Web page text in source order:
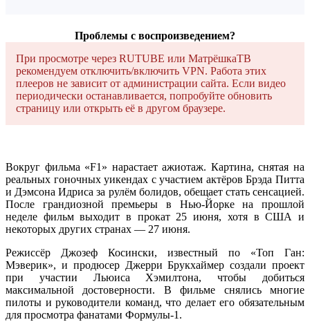
Проблемы с воспроизведением?
При просмотре через RUTUBE или МатрёшкаТВ
рекомендуем отключить/включить VPN. Работа этих
плееров не зависит от администрации сайта. Если видео
периодически останавливается, попробуйте обновить
страницу или открыть её в другом браузере.
Вокруг фильма «F1» нарастает ажиотаж. Картина, снятая на
реальных гоночных уикендах с участием актёров Брэда Питта
и Дэмсона Идриса за рулём болидов, обещает стать сенсацией.
После грандиозной премьеры в Нью-Йорке на прошлой
неделе фильм выходит в прокат 25 июня, хотя в США и
некоторых других странах — 27 июня.
Режиссёр Джозеф Косински, известный по «Топ Ган:
Мэверик», и продюсер Джерри Брукхаймер создали проект
при участии Льюиса Хэмилтона, чтобы добиться
максимальной достоверности. В фильме снялись многие
пилоты и руководители команд, что делает его обязательным
для просмотра фанатами Формулы-1.